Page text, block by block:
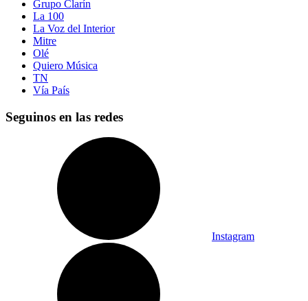
Grupo Clarín
La 100
La Voz del Interior
Mitre
Olé
Quiero Música
TN
Vía País
Seguinos en las redes
Instagram